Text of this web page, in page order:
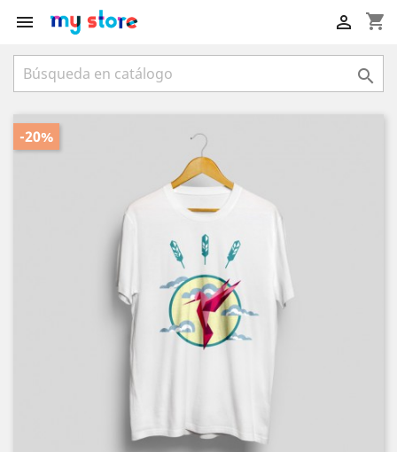
 shopping_cart


-20%